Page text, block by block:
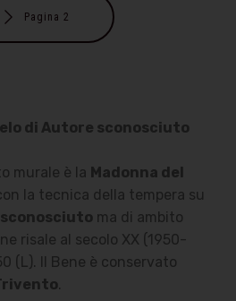
Pagina 2
di Autore sconosciuto
murale è la Madonna del
la tecnica della tempera su
ma di ambito
risale al secolo XX (1950-
(L). Il Bene è conservato
.